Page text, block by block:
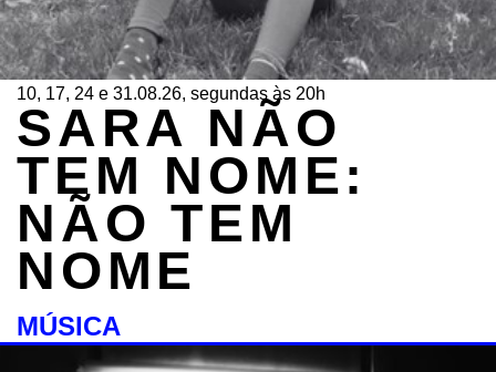
10, 17, 24 e 31.08.26, segundas às 20h
SARA NÃO
TEM NOME:
NÃO TEM
NOME
MÚSICA